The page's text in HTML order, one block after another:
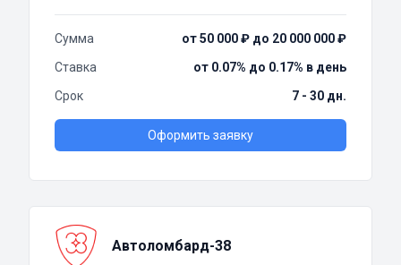
Сумма
от 50 000 ₽ до 20 000 000 ₽
Ставка
от 0.07% до 0.17% в день
Срок
7 - 30 дн.
Оформить заявку
Автоломбард-38